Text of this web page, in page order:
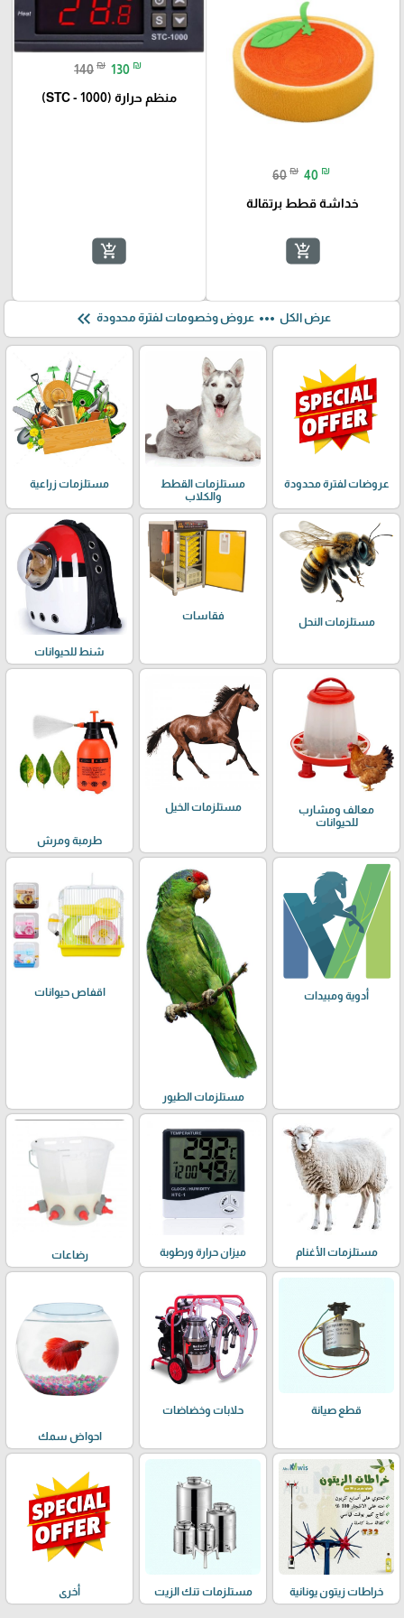
60 ₪ 40 ₪
خداشة قطط برتقالة
add_shopping_cart
140 ₪ 130 ₪
منظم حرارة (STC - 1000)
add_shopping_cart
عرض الكل more_horiz عروض وخصومات لفترة محدودة keyboard_double_arrow_left
عروضات لفترة محدودة
مستلزمات القطط
والكلاب
مستلزمات زراعية
مستلزمات النحل
فقاسات
شنط للحيوانات
معالف ومشارب
للحيوانات
مستلزمات الخيل
طرمبة ومرش
أدوية ومبيدات
مستلزمات الطيور
اقفاص حيوانات
مستلزمات الأغنام ميزان حرارة ورطوبة رضاعات
قطع صيانة حلابات وخضاضات
احواض سمك
خراطات زيتون يونانية مستلزمات تنك الزيت أخرى